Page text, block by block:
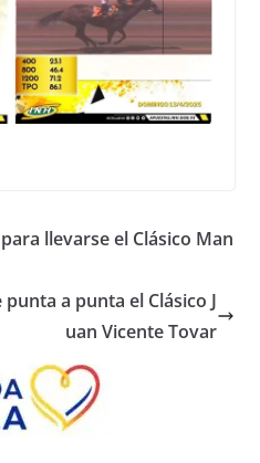
para llevarse el Clásico Man
punta a punta el Clásico J
uan Vicente Tovar